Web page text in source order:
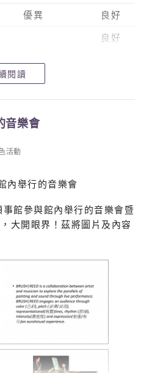
優異
良好
良好
良好
閱讀
音樂會
活動
內舉行的音樂會
館參與館內舉行的音樂會暨
大開眼界！茲將圖片及內容